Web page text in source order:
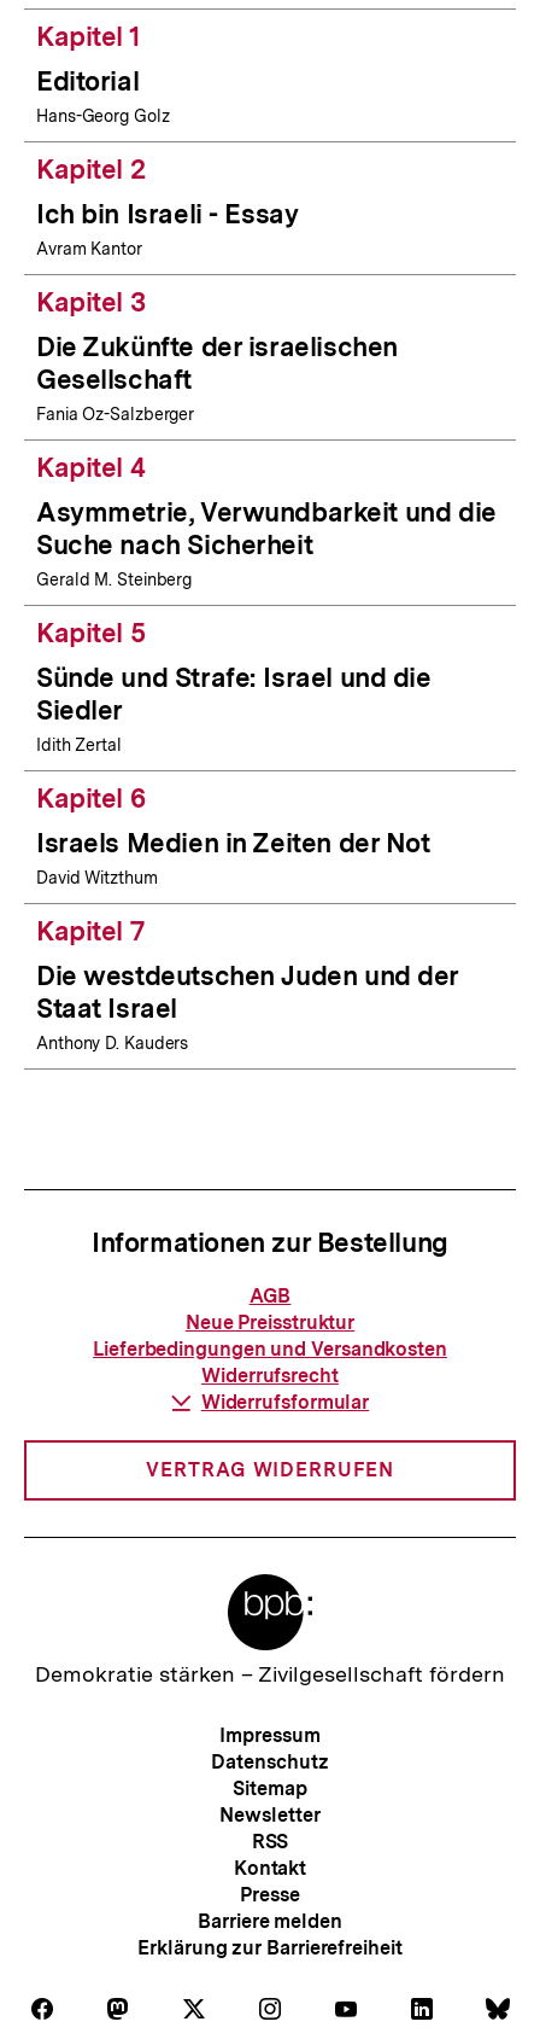
Kapitel 1
Editorial
Hans-Georg Golz
Kapitel 2
Ich bin Israeli - Essay
Avram Kantor
Kapitel 3
Die Zukünfte der israelischen
Gesellschaft
Fania Oz-Salzberger
Kapitel 4
Asymmetrie, Verwundbarkeit und die
Suche nach Sicherheit
Gerald M. Steinberg
Kapitel 5
Sünde und Strafe: Israel und die
Siedler
Idith Zertal
Kapitel 6
Israels Medien in Zeiten der Not
David Witzthum
Kapitel 7
Die westdeutschen Juden und der
Staat Israel
Anthony D. Kauders
Informationen zur Bestellung
Informationen
zur
Bestellung
AGB
Neue Preisstruktur
Lieferbedingungen und Versandkosten
Widerrufsrecht
Download-
Widerrufsformular
VERTRAG WIDERRUFEN
Zur
Demokratie stärken – Zivilgesellschaft fördern
Meta-
Navigation
Impressum
Datenschutz
Sitemap
Newsletter
RSS
Kontakt
Presse
Barriere melden
Erklärung zur Barrierefreiheit
Folgen
Auf
Folgen Folgen Folgen
Auf
Folgen Folgen